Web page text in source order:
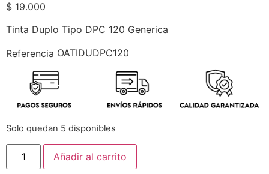
$ 19.000
Tinta Duplo Tipo DPC 120 Generica
Referencia OATIDUDPC120
Solo quedan 5 disponibles
Añadir al carrito